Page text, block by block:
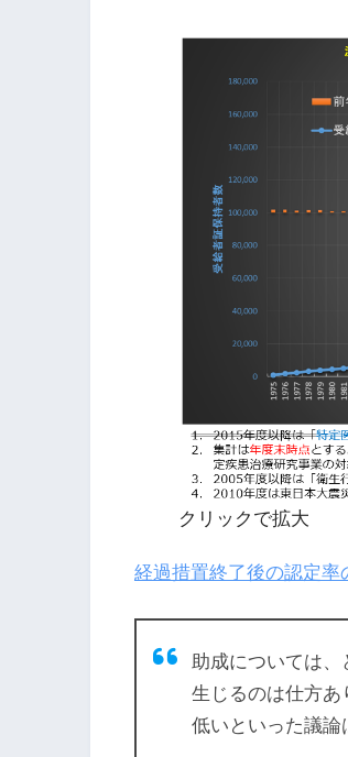
クリックで拡大
経過措置終了後の認定率
助成については
生じるのは仕方あ
低いといった議論